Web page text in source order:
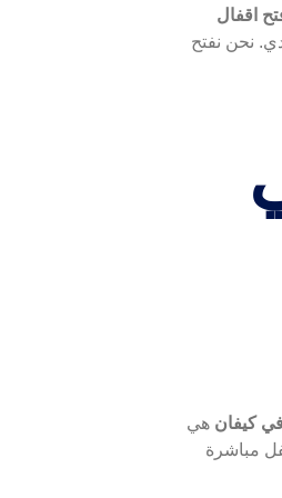
اقفال
نحن نفتح
كيفان هي
مباشرة